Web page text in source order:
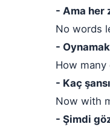
- Ama her
No words
-
How many
- Kaç
Now with
- Şimdi